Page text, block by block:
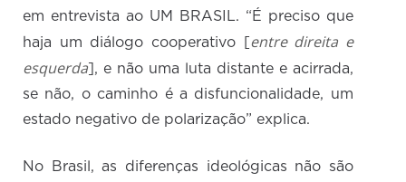
em entrevista ao UM BRASIL. “É preciso que
haja um diálogo cooperativo [ entre direita e
esquerda ], e não uma luta distante e acirrada,
se não, o caminho é a disfuncionalidade, um
estado negativo de polarização” explica.
No Brasil, as diferenças ideológicas não são